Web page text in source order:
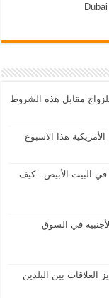
مقابل هذه الشروط
البيت الأبيض.. كيف
في السوق
بين البلدين